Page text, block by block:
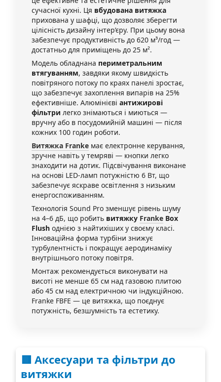
сучасної кухні. Ця вбудована витяжка
прихована у шафці, що дозволяє зберегти
цілісність дизайну інтер’єру. При цьому вона
забезпечує продуктивність до 620 м³/год —
достатньо для приміщень до 25 м².
Модель обладнана периметральним
втягуванням, завдяки якому швидкість
повітряного потоку по краях панелі зростає,
що забезпечує захоплення випарів на 25%
ефективніше. Алюмінієві антижирові
фільтри легко знімаються і миються —
вручну або в посудомийній машині — після
кожних 100 годин роботи.
Витяжка Franke має електронне керування,
зручне навіть у темряві — кнопки легко
знаходити на дотик. Підсвічування виконане
на основі LED-ламп потужністю 6 Вт, що
забезпечує яскраве освітлення з низьким
енергоспоживанням.
Технологія Sound Pro зменшує рівень шуму
на 4–6 дБ, що робить витяжку Franke Box
Flush однією з найтихіших у своєму класі.
Інноваційна форма турбіни знижує
турбулентність і покращує аеродинаміку
внутрішнього потоку повітря.
Монтаж рекомендується виконувати на
висоті не менше 65 см над газовою плитою
або 45 см над електричною чи індукційною.
Franke FBFE — це витяжка, що поєднує
потужність, безшумність та естетику.
🟥 Аксесуари та фільтри до
витяжки